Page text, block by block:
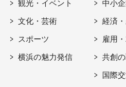
観光・イベント
文化・芸術
スポーツ
横浜の魅力発信
中小
経済
雇用
共創
国際